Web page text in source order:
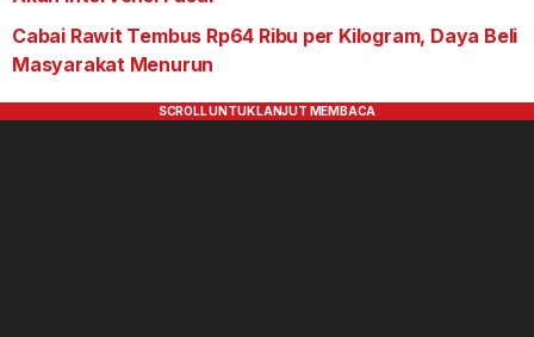
Cabai Rawit Tembus Rp64 Ribu per Kilogram, Daya Beli
Masyarakat Menurun